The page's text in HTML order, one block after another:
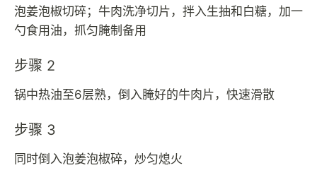
泡姜泡椒切碎；牛肉洗净切片，拌入生抽和白糖，加一
勺食用油，抓匀腌制备用
步骤 2
锅中热油至6层熟，倒入腌好的牛肉片，快速滑散
步骤 3
同时倒入泡姜泡椒碎，炒匀熄火